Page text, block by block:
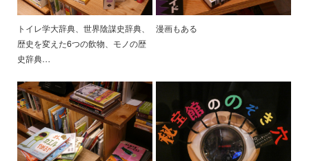
トイレ学大辞典、世界陰謀史辞典、
歴史を変えた6つの飲物、モノの歴
史辞典…
漫画もある